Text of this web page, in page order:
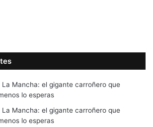
La Mancha: el gigante carroñero que
lo esperas
La Mancha: el gigante carroñero que
lo esperas